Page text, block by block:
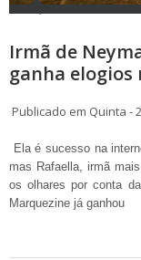
Irmã de
ganha elogios
Publicado em Quinta -
Ela é sucesso na
mas Rafaella, irmã
os olhares por conta
Marquezine já ganhou